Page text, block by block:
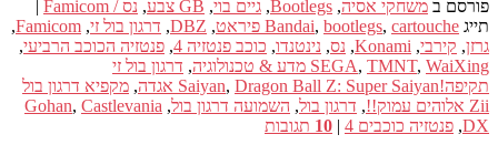
פורסם ב משחקי אסיה,
Bootlegs
, גיים בוי, GB צבע , נס / Famicom
|
תייג
Bandai, bootlegs, cartouche פיראט ,
DBZ
, דרגון בול זי,
Famicom
,
גרזן, קירבי,
Konami
, נס, נינטנדו, כוכב פנטזיה 4 , פנטזיה הכוכב הרביעי,
SEGA, TMNT, WaiXing מדע & טכנולוגיה , דרגון בול זי
תקיפה!Saiyan
, Dragon Ball Z: Super Saiyan אגדה , מקפיא דרגון בול
Zii אלוהים עמוק!!
, דרגון בול, השמועה דרגון בול,
Gohan, Castlevania
DX
, פנטזיה כוכבים 4 |
10 תגובות